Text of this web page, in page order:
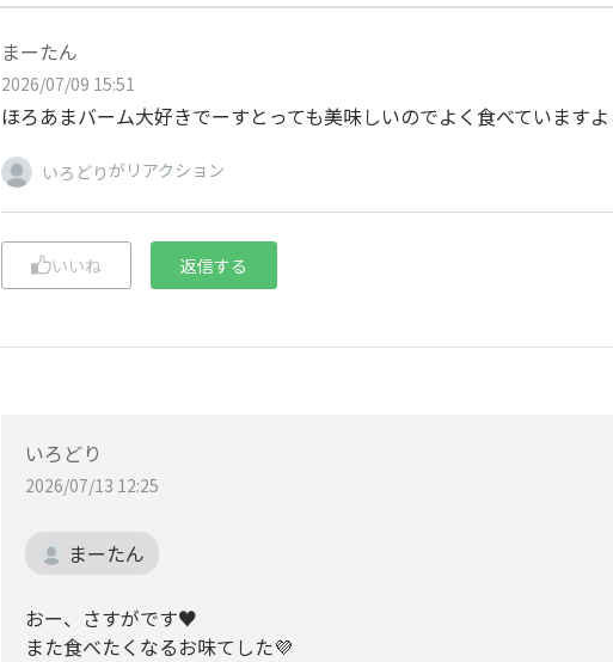
まーたん
2026/07/09 15:51
ほろあまバーム大好きでーすとっても美味しいのでよく食べていますよ
いろどり がリアクション
いいね 返信する
いろどり
2026/07/13 12:25
まーたん
おー、さすがです♥
また食べたくなるお味てした💜